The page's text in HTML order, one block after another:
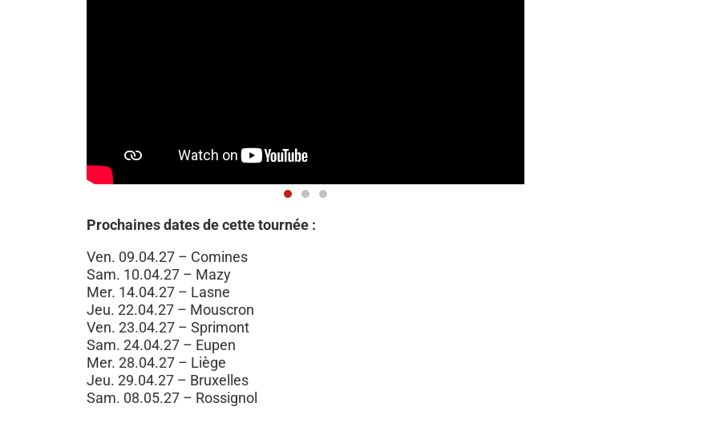
Prochaines dates de cette tournée :
Ven. 09.04.27 – Comines
Sam. 10.04.27 – Mazy
Mer. 14.04.27 – Lasne
Jeu. 22.04.27 – Mouscron
Ven. 23.04.27 – Sprimont
Sam. 24.04.27 – Eupen
Mer. 28.04.27 – Liège
Jeu. 29.04.27 – Bruxelles
Sam. 08.05.27 – Rossignol